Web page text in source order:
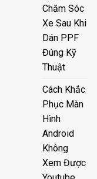
Chăm Sóc
Xe Sau Khi
Dán PPF
Đúng Kỹ
Thuật
Cách Khắc
Phục Màn
Hình
Android
Không
Xem Được